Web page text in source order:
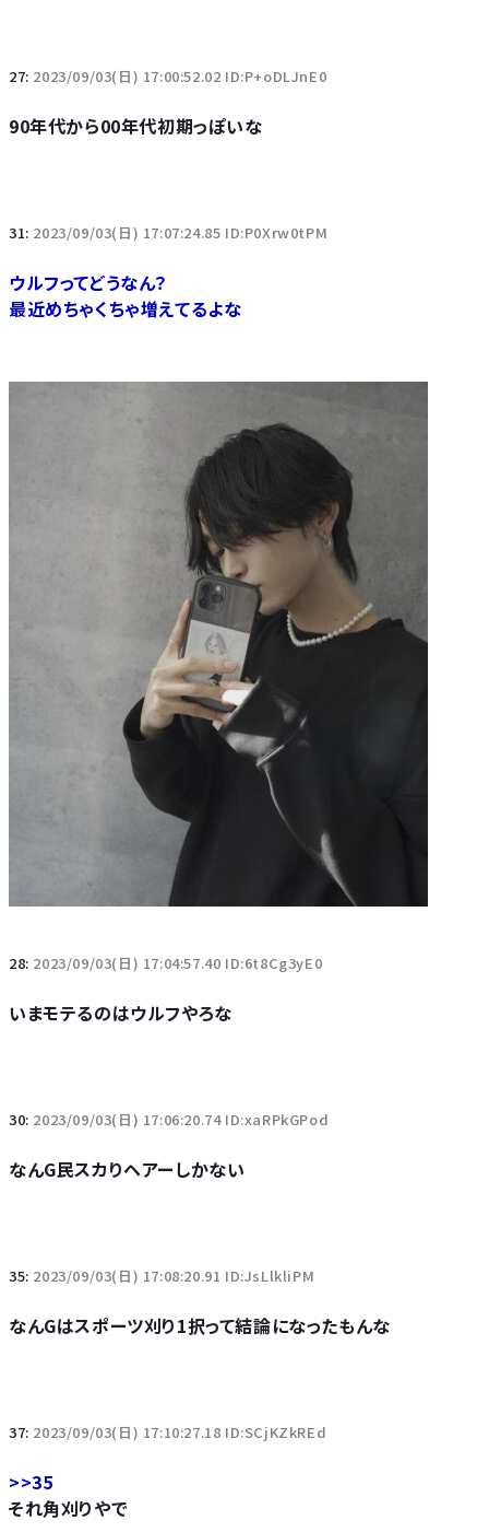
27: 2023/09/03(日) 17:00:52.02 ID:P+oDLJnE0
90年代から00年代初期っぽいな
31: 2023/09/03(日) 17:07:24.85 ID:P0Xrw0tPM
ウルフってどうなん？
最近めちゃくちゃ増えてるよな
28: 2023/09/03(日) 17:04:57.40 ID:6t8Cg3yE0
いまモテるのはウルフやろな
30: 2023/09/03(日) 17:06:20.74 ID:xaRPkGPod
なんG民スカりヘアーしかない
35: 2023/09/03(日) 17:08:20.91 ID:JsLlkliPM
なんGはスポーツ刈り1択って結論になったもんな
37: 2023/09/03(日) 17:10:27.18 ID:SCjKZkREd
>>35
それ角刈りやで